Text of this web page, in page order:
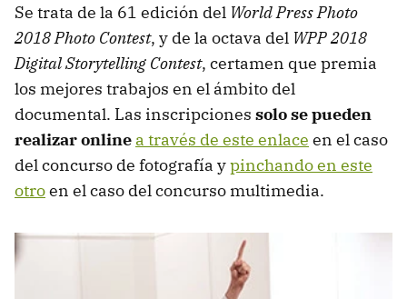
Se trata de la 61 edición del World Press Photo
2018 Photo Contest, y de la octava del WPP 2018
Digital Storytelling Contest, certamen que premia
los mejores trabajos en el ámbito del
documental. Las inscripciones solo se pueden
realizar online a través de este enlace en el caso
del concurso de fotografía ypinchando en este
otroen el caso del concurso multimedia.